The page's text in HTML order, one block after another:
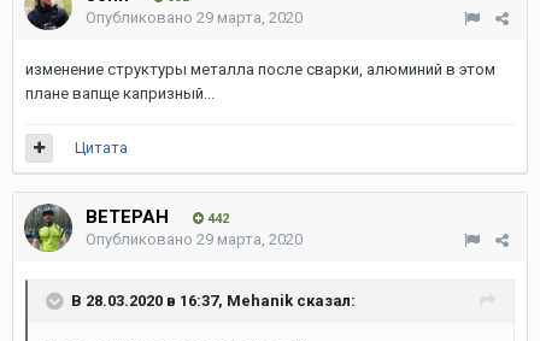
Опубликовано 29 марта, 2020
изменение структуры металла после сварки, алюминий в этом
плане вапще капризный...
Цитата
ВЕТЕРАН 442
Опубликовано 29 марта, 2020
В 28.03.2020 в 16:37, Mehanik сказал: